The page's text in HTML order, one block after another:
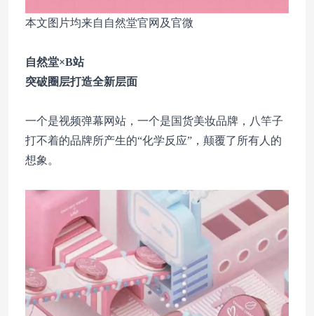
本文图片均来自自然堂官网及官微
自然堂×B站
突破圈层打造全新层面
一个是视频弹幕网站，一个是国货美妆品牌，八竿子
打不着的品牌所产生的“化学反应”，颠覆了所有人的
想象。